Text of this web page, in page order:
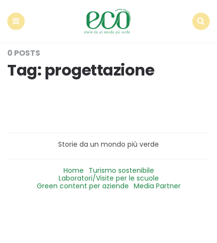
0 POSTS
Tag: progettazione
Storie da un mondo più verde
Home Turismo sostenibile
Laboratori/Visite per le scuole
Green content per aziende Media Partner